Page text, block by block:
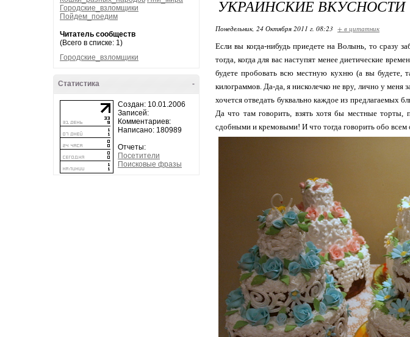
Городские_взломщики
Пойдем_поедим
Читатель сообществ
(Всего в списке: 1)
Городские_взломщики
-
Статистика
Создан: 10.01.2006
Записей:
Комментариев:
Написано: 180989
Отчеты:
Посетители
Поисковые фразы
УКРАИНСКИЕ ВКУСНОСТИ
Понедельник, 24 Октября 2011 г. 08:23 + в цитатник
Если вы когда-нибудь приедете на Волынь, то сразу
тогда, когда для вас наступят менее диетические
будете пробовать всю местную кухню (а вы будете,
килограммов. Да-да, я нисколечко не вру, лично у меня
хочется отведать буквально каждое из предлагаемых
Да что там говорить, взять хотя бы местные
сдобными и кремовыми! И что тогда говорить обо всем